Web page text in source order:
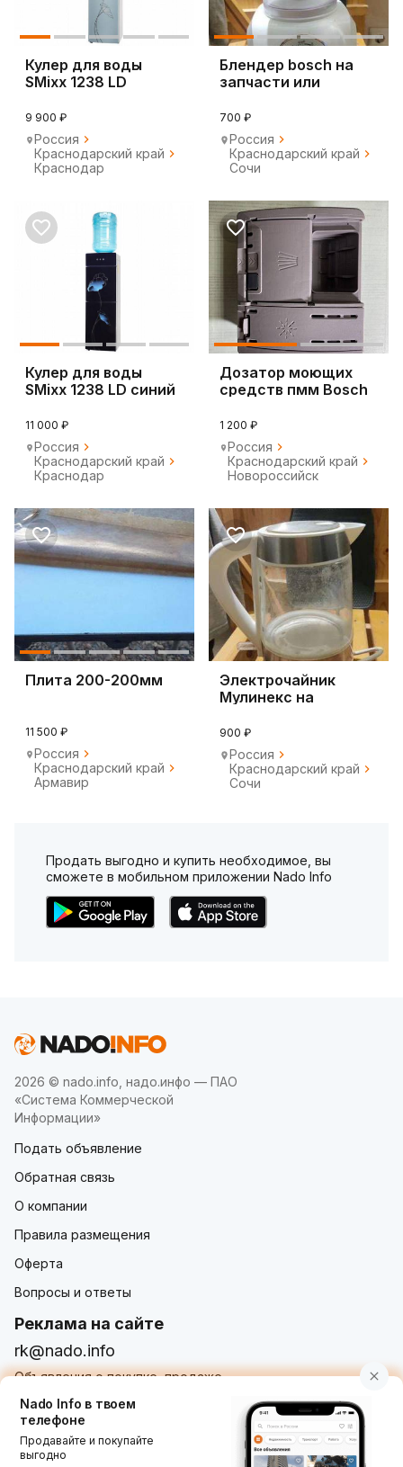
Кулер для воды
SMixx 1238 LD
9 900 ₽
Россия
Краснодарский край
Краснодар
Блендер bosch на
запчасти или
700 ₽
Россия
Краснодарский край
Сочи
Кулер для воды
SMixx 1238 LD синий
11 000 ₽
Россия
Краснодарский край
Краснодар
Дозатор моющих
средств пмм Bosch
1 200 ₽
Россия
Краснодарский край
Новороссийск
Плита 200-200мм
11 500 ₽
Россия
Краснодарский край
Армавир
Электрочайник
Мулинекс на
восстановления
900 ₽
Россия
Краснодарский край
Сочи
Продать выгодно и купить необходимое, вы
сможете в мобильном приложении Nado Info
2026 © nado.info, надо.инфо — ПАО
«Система Коммерческой
Информации»
Подать объявление
Обратная связь
О компании
Правила размещения
Оферта
Вопросы и ответы
Реклама на сайте
rk@nado.info
Объявления о покупке, продаже,
услугах от частных лиц и организаций
Nado Info в твоем
телефоне
Продавайте и покупайте
выгодно